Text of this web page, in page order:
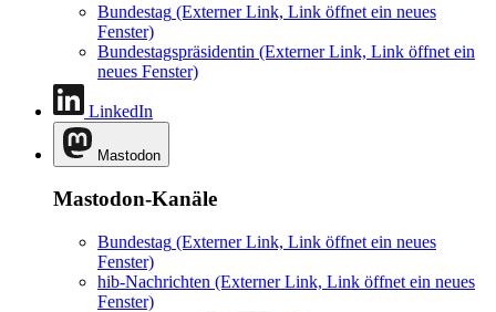
Bundestag (Externer Link, Link öffnet ein neues
Fenster)
Bundestagspräsidentin (Externer Link, Link öffnet ein
neues Fenster)
LinkedIn
Mastodon
Mastodon-Kanäle
Bundestag (Externer Link, Link öffnet ein neues
Fenster)
hib-Nachrichten (Externer Link, Link öffnet ein neues
Fenster)